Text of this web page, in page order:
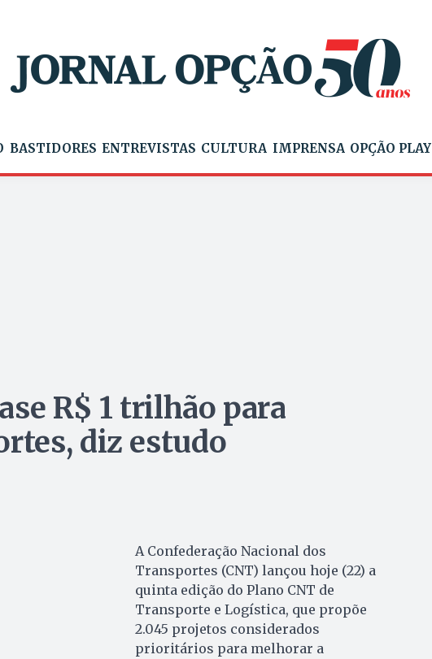
BASTIDORES ENTREVISTAS CULTURA IMPRENSA OPÇÃO PLAY
R$ 1 trilhão para
diz estudo
A Confederação Nacional dos
Transportes (CNT) lançou hoje (22) a
quinta edição do Plano CNT de
Transporte e Logística, que propõe
2.045 projetos considerados
prioritários para melhorar a